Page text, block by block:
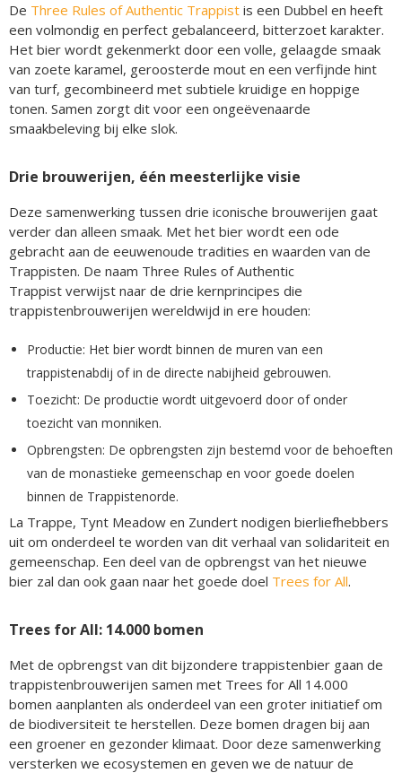
De Three Rules of Authentic Trappist is een Dubbel en heeft
een volmondig en perfect gebalanceerd, bitterzoet karakter.
Het bier wordt gekenmerkt door een volle, gelaagde smaak
van zoete karamel, geroosterde mout en een verfijnde hint
van turf, gecombineerd met subtiele kruidige en hoppige
tonen. Samen zorgt dit voor een ongeëvenaarde
smaakbeleving bij elke slok.
Drie brouwerijen, één meesterlijke visie
Deze samenwerking tussen drie iconische brouwerijen gaat
verder dan alleen smaak. Met het bier wordt een ode
gebracht aan de eeuwenoude tradities en waarden van de
Trappisten. De naam Three Rules of Authentic
Trappist verwijst naar de drie kernprincipes die
trappistenbrouwerijen wereldwijd in ere houden:
Productie: Het bier wordt binnen de muren van een
trappistenabdij of in de directe nabijheid gebrouwen.
Toezicht: De productie wordt uitgevoerd door of onder
toezicht van monniken.
Opbrengsten: De opbrengsten zijn bestemd voor de behoeften
van de monastieke gemeenschap en voor goede doelen
binnen de Trappistenorde.
La Trappe, Tynt Meadow en Zundert nodigen bierliefhebbers
uit om onderdeel te worden van dit verhaal van solidariteit en
gemeenschap. Een deel van de opbrengst van het nieuwe
bier zal dan ook gaan naar het goede doel Trees for All.
Trees for All: 14.000 bomen
Met de opbrengst van dit bijzondere trappistenbier gaan de
trappistenbrouwerijen samen met Trees for All 14.000
bomen aanplanten als onderdeel van een groter initiatief om
de biodiversiteit te herstellen. Deze bomen dragen bij aan
een groener en gezonder klimaat. Door deze samenwerking
versterken we ecosystemen en geven we de natuur de